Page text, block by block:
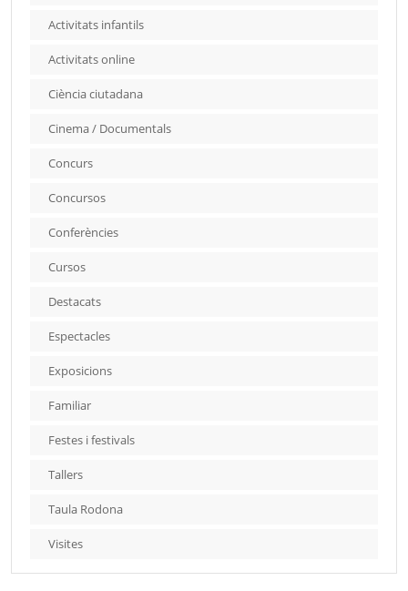
Activitats infantils
Activitats online
Ciència ciutadana
Cinema / Documentals
Concurs
Concursos
Conferències
Cursos
Destacats
Espectacles
Exposicions
Familiar
Festes i festivals
Tallers
Taula Rodona
Visites